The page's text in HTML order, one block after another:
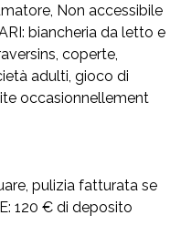
Non accessibile
biancheria da letto e
coperte,
adulti, gioco di
occasionnellement
pulizia fatturata se
120 € di deposito